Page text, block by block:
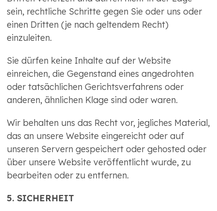
sein, rechtliche Schritte gegen Sie oder uns oder
einen Dritten (je nach geltendem Recht)
einzuleiten.
Sie dürfen keine Inhalte auf der Website
einreichen, die Gegenstand eines angedrohten
oder tatsächlichen Gerichtsverfahrens oder
anderen, ähnlichen Klage sind oder waren.
Wir behalten uns das Recht vor, jegliches Material,
das an unsere Website eingereicht oder auf
unseren Servern gespeichert oder gehosted oder
über unsere Website veröffentlicht wurde, zu
bearbeiten oder zu entfernen.
5. SICHERHEIT